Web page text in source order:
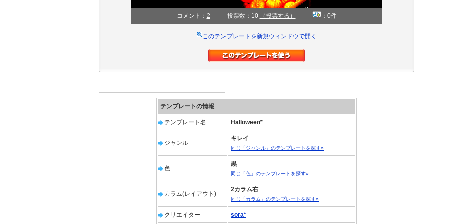
コメント： 2 投票数：10 （投票する） ：0件
このテンプレートを新規ウィンドウで開く
テンプレートの情報
テンプレート名 Halloween*
ジャンル
キレイ
同じ「ジャンル」のテンプレートを探す»
色
黒
同じ「色」のテンプレートを探す»
カラム(レイアウト)
2カラム右
同じ「カラム」のテンプレートを探す»
クリエイター sora*